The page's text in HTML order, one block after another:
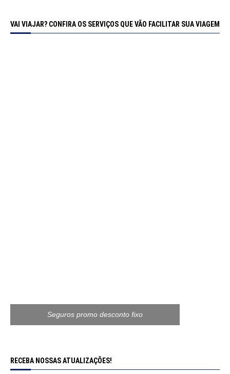
VAI VIAJAR? CONFIRA OS SERVIÇOS QUE VÃO FACILITAR SUA VIAGEM
Seguros promo desconto fixo
RECEBA NOSSAS ATUALIZAÇÕES!